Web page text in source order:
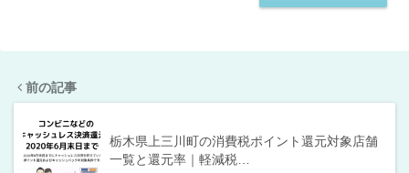
前の記事
栃木県上三川町の消費税ポイント還元対象店舗
一覧と還元率｜軽減税…